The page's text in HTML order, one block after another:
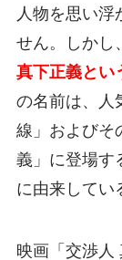
人物を思い浮
せん。しかし
真下正義とい
の名前は、人
線」およびそ
義」に登場す
に由来してい
映画「交渉人